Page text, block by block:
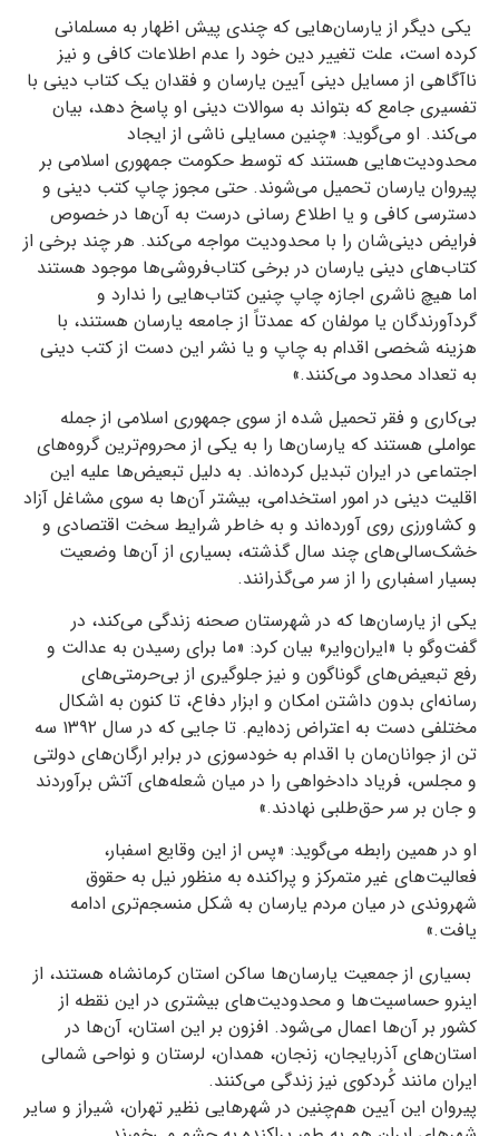
یکی دیگر از یارسان‌هایی که چندی پیش اظهار به مسلمانی
کرده است، علت تغییر دین خود را عدم اطلاعات کافی و نیز
نا‌آگاهی از مسایل دینی آیین یارسان و فقدان یک کتاب دینی با
تفسیری جامع که بتواند به سوالات دینی او پاسخ دهد، بیان
می‌کند. او می‌گوید: «چنین مسایلی ناشی از ایجاد
محدودیت‌هایی هستند که توسط حکومت جمهوری اسلامی بر
پیروان یارسان تحمیل می‌شوند. حتی مجوز چاپ کتب دینی و
دسترسی کافی و یا اطلاع رسانی درست به آن‌ها در خصوص
فرایض دینی‌شان را با محدودیت مواجه می‌کند. هر چند برخی از
کتاب‌های دینی یارسان در برخی کتاب‌فروشی‌ها موجود هستند
اما هیچ ناشری اجازه چاپ چنین کتاب‌هایی را ندارد و
گردآورندگان یا مولفان که عمدتاً از جامعه یارسان هستند، با
هزینه شخصی اقدام به چاپ و یا نشر این دست از کتب دینی
به تعداد محدود می‌کنند.»
بی‌کاری و فقر تحمیل شده از سوی جمهوری اسلامی از جمله
عواملی هستند که یارسان‌ها را به یکی از محروم‌ترین گروه‌های
اجتماعی در ایران تبدیل کرده‌اند. به دلیل تبعیض‌ها علیه این
اقلیت دینی در امور استخدامی، بیشتر آن‌ها به سوی مشاغل آزاد
و کشاورزی روی آورده‌اند و به خاطر شرایط سخت اقتصادی و
خشک‌سالی‌های چند سال گذشته، بسیاری از آن‌ها وضعیت
بسیار اسفباری را از سر می‌گذرانند.
یکی از یارسان‌ها که در شهرستان صحنه زندگی می‌کند، در
گفت‌وگو با «ایران‌وایر» بیان کرد: «ما برای رسیدن به عدالت و
رفع تبعیض‌های گوناگون و نیز جلوگیری از بی‌حرمتی‌های
رسانه‌ای بدون داشتن امکان و ابزار دفاع، تا کنون به اشکال
مختلفی دست به اعتراض زده‌ایم. تا جایی که در سال ۱۳۹۲ سه
تن از جوانان‌مان با اقدام به خودسوزی در برابر ارگان‌های دولتی
و مجلس، فریاد دادخواهی را در میان شعله‌های آتش برآوردند
و جان بر سر حق‌طلبی نهادند.»
او در همین رابطه می‌گوید: «پس از این وقایع‌ اسفبار،
فعالیت‌های غیر متمرکز و پراکنده به منظور نیل به حقوق
شهروندی در میان مردم یارسان به شکل منسجم‌تری ادامه
یافت.»
بسیاری از جمعیت یارسان‌ها ساکن استان کرمانشاه هستند، از
این­رو حساسیت‌ها و محدودیت‌های بیشتری در این نقطه از
کشور بر آن‌ها اعمال می‌شود. افزون بر این استان، آن‌ها در
استان‌های آذربایجان، زنجان، همدان، لرستان و نواحی شمالی
ایران مانند کُردکوی نیز زندگی می‌کنند.
پیروان این آیین هم‌چنین در شهرهایی نظیر تهران، شیراز و سایر